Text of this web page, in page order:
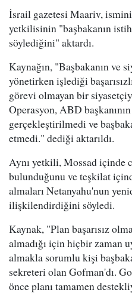
İsrail gazetesi Maariv, ismini
yetkilisinin "başbakanın
söylediğini" aktardı.
Kaynağın, "Başbakanın ve
yönetirken işlediği
görevi olmayan bir
Operasyon, ABD
gerçekleştirilmedi ve
etmedi." dediği aktarıldı.
Aynı yetkili, Mossad içinde
bulunduğunu ve teşkilat
almaları Netanyahu'nun
ilişkilendirdiğini söyledi.
Kaynak, "Plan başarısız
almadığı için hiçbir zaman
almakla sorumlu kişi
sekreteri olan Gofman'dı.
önce planı tamamen